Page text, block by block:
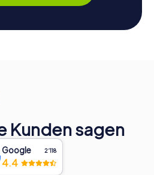
Kunden sagen
Google 2‘118
4.4